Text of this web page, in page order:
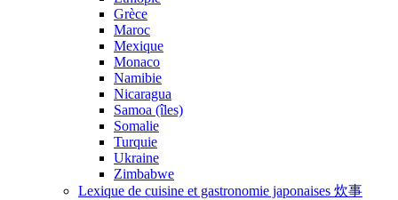
Grèce
Maroc
Mexique
Monaco
Namibie
Nicaragua
Samoa (îles)
Somalie
Turquie
Ukraine
Zimbabwe
Lexique de cuisine et gastronomie japonaises 炊事